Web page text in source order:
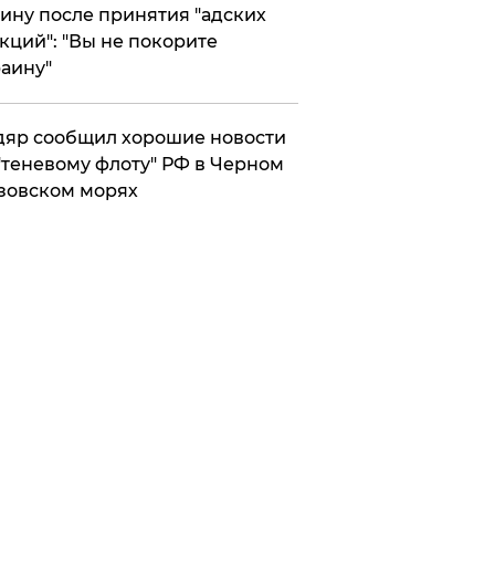
после принятия "адских
"Вы не покорите
сообщил хорошие новости
флоту" РФ в Черном
морях